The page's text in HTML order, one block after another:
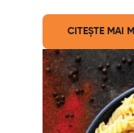
CITEȘTE MAI